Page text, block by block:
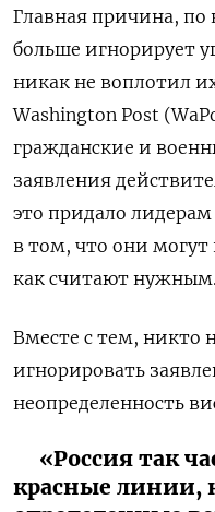
Главная причина, по
больше игнорирует
никак не воплотил
Washington Post
гражданские и
заявления
это придало
в том, что они могут
как считают нужным.
Вместе с тем, никто
игнорировать
неопределенность
«Россия так
красные линии,